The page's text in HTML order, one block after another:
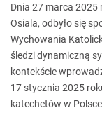
Dnia 27 marca 2025
Osiala, odbyło się
Wychowania
śledzi dynamiczną
kontekście
17 stycznia 2025
katechetów w